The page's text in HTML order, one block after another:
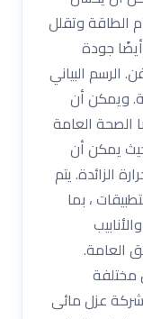
الطاقة وتقلل
جودة
الرسم البياني
ويمكن أن
الصحة العامة
يمكن أن
الزائدة. يتم
، بما
العامة.
مختلفة
شركة عزل مائى